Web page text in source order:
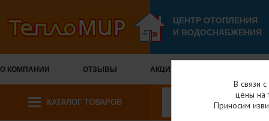
ЦЕНТР ОТОПЛЕНИЯ
И ВОДОСНАБЖЕНИЯ
О КОМПАНИИ ОТЗЫВЫ АКЦИИ И СКИДКИ
КАТАЛОГ ТОВАРОВ
В связи
цены на
Приносим